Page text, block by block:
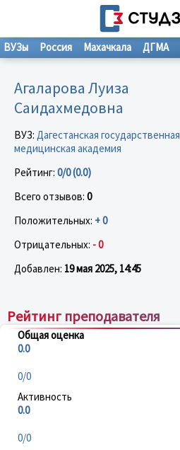
ВУЗы Россия Махачкала ДГМА
Агаларова Луиза
Саидахмедовна
ВУЗ: Дагестанская государственная
медицинская академия
Рейтинг: 0/0 (0.0)
Всего отзывов: 0
Положительных: + 0
Отрицательных: - 0
Добавлен: 19 мая 2025, 14:45
Рейтинг преподавателя
Общая оценка
0.0
0/0
Активность
0.0
0/0